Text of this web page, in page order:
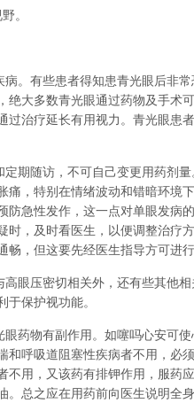
。
。有些患者得知患青光眼后非
绝大多数青光眼通过药物及手术
过治疗延长有用视力。青光眼患
期随访，不可自己变更用药剂
痛，特别在情绪波动和错暗环境
防急性发作，这一点对单眼发病
时，及时看医生，以便调整治疗
，但这要先经医生指导方可进行
眼压密切相关外，还有些其他
于保护视功能。
眼药物有副作用。如噻吗心安可
和呼吸道阻塞性疾病者不用，必
不用，又该药有排钾作用，服药
。总之应在用药前向医生说明全